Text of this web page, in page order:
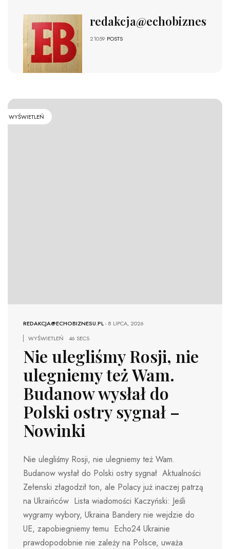
redakcja@echobiznesu.pl
21059 POSTS
WYŚWIETLEŃ
REDAKCJA@ECHOBIZNESU.PL-8 LIPCA, 2026
WYŚWIETLEŃ
46 SECS
Nie ulegliśmy Rosji, nie
ulegniemy też Wam.
Budanow wysłał do
Polski ostry sygnał –
Nowinki
Nie ulegliśmy Rosji, nie ulegniemy też Wam.
Budanow wysłał do Polski ostry sygnał Aktualności
Zełenski złagodził ton, ale Polacy już inaczej patrzą
na Ukraińców Lista wiadomości Kaczyński: Jeśli
wygramy wybory, Ukraina Bandery nie wejdzie do
UE, zapobiegniemy temu Echo24 Ukrainie
prawdopodobnie nie zależy na Polsce, uważa